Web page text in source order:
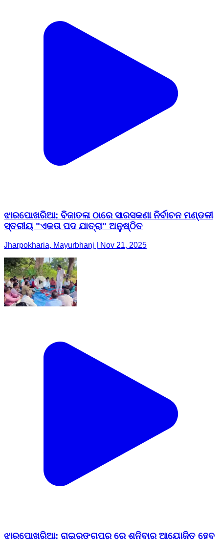
ଝାରପୋଖରିଆ: ବିଜାତଳା ଠାରେ ସାରସକଣା ନିର୍ବାଚନ ମଣ୍ଡଳୀ
ସ୍ତରୀୟ "ଏକତା ପଦ ଯାତ୍ରା" ଅନୁଷ୍ଠିତ
Jharpokharia, Mayurbhanj | Nov 21, 2025
ଝାରପୋଖରିଆ: ରାଇରଙ୍ଗପୁର ରେ ଶନିବାର ଆୟୋଜିତ ହେବ